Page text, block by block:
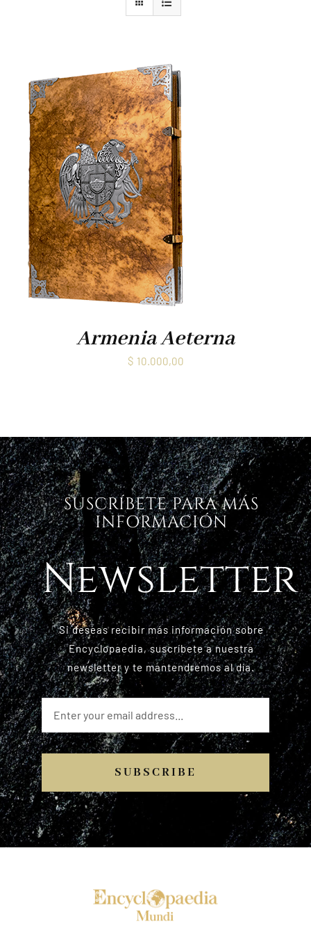
Contacto
Armenia Aeterna
$ 10.000,00
SUSCRÍBETE PARA MÁS
INFORMACIÓN
Newsletter
Si deseas recibir más información sobre
Encyclopaedia, suscríbete a nuestra
newsletter y te mantendremos al día.
SUBSCRIBE